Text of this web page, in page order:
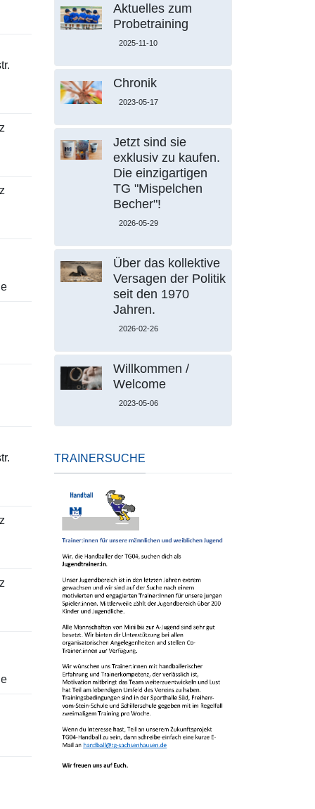
Aktuelles zum
Probetraining
2025-11-10
Chronik
2023-05-17
Jetzt sind sie
exklusiv zu kaufen.
Die einzigartigen
TG "Mispelchen
Becher"!
2026-05-29
Über das kollektive
Versagen der Politik
seit den 1970
Jahren.
2026-02-26
Willkommen /
Welcome
2023-05-06
TRAINERSUCHE